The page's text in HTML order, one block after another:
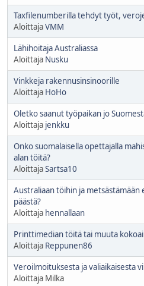
Taxfilenumberilla tehdyt työt,
AloittajaVMM
Lähihoitaja Australiassa
Aloittaja Nusku
Vinkkeja rakennusinsinoorille
Aloittaja HoHo
Oletko saanut työpaikan jo
Aloittaja jenkku
Onko suomalaisella opettajalla
alan töitä?
AloittajaSartsa10
Australiaan töihin ja metsästämään
päästä?
Aloittaja hennallaan
Printtimedian töitä tai muuta
Aloittaja Reppunen86
Veroilmoituksesta ja valiaikaisesta
Aloittaja Milka